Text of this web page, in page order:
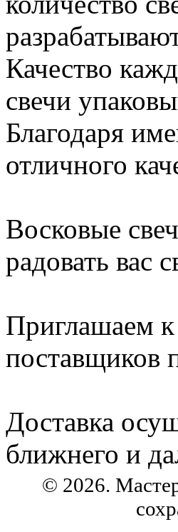
Качество
свечи
Благодаря
отличного
Восковые
радовать вас
Приглашаем к
поставщиков
Доставка
ближнего и
© 2026.